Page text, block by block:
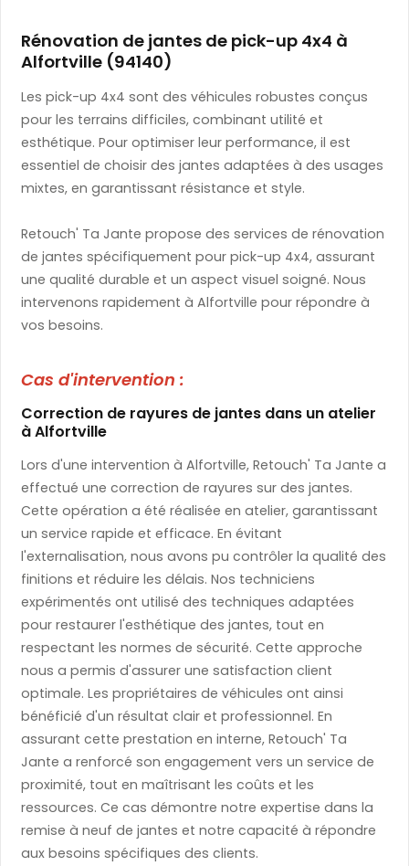
Rénovation de jantes de pick-up 4x4 à
Alfortville (94140)
Les pick-up 4x4 sont des véhicules robustes conçus
pour les terrains difficiles, combinant utilité et
esthétique. Pour optimiser leur performance, il est
essentiel de choisir des jantes adaptées à des usages
mixtes, en garantissant résistance et style.
Retouch' Ta Jante propose des services de rénovation
de jantes spécifiquement pour pick-up 4x4, assurant
une qualité durable et un aspect visuel soigné. Nous
intervenons rapidement à Alfortville pour répondre à
vos besoins.
Cas d'intervention :
Correction de rayures de jantes dans un atelier
à Alfortville
Lors d'une intervention à Alfortville, Retouch' Ta Jante a
effectué une correction de rayures sur des jantes.
Cette opération a été réalisée en atelier, garantissant
un service rapide et efficace. En évitant
l'externalisation, nous avons pu contrôler la qualité des
finitions et réduire les délais. Nos techniciens
expérimentés ont utilisé des techniques adaptées
pour restaurer l'esthétique des jantes, tout en
respectant les normes de sécurité. Cette approche
nous a permis d'assurer une satisfaction client
optimale. Les propriétaires de véhicules ont ainsi
bénéficié d'un résultat clair et professionnel. En
assurant cette prestation en interne, Retouch' Ta
Jante a renforcé son engagement vers un service de
proximité, tout en maîtrisant les coûts et les
ressources. Ce cas démontre notre expertise dans la
remise à neuf de jantes et notre capacité à répondre
aux besoins spécifiques des clients.